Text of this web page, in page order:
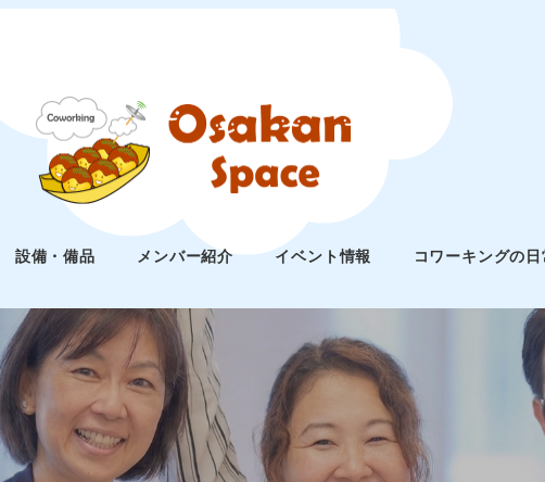
設備・備品 メンバー紹介 イベント情報 コワーキングの日